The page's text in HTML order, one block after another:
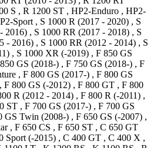
S , R 1200 ST , HP2-Enduro , HP2-
Sport , S 1000 R (2017 - 2020) , S
2016) , S 1000 RR (2017 - 2018) , S
- 2016) , S 1000 RR (2012 - 2014) , S
, S 1000 XR (-2019) , F 850 GS
GS (2018-) , F 750 GS (2018-) , F
, F 800 GS (2017-) , F 800 GS
F 800 GS (-2012) , F 800 GT , F 800
R (2012 - 2014) , F 800 R (-2011) ,
ST , F 700 GS (2017-) , F 700 GS
GS Twin (2008-) , F 650 GS (-2007) ,
, F 650 CS , F 650 ST , C 650 GT
Sport (-2015) , C 400 GT , C 400 X ,